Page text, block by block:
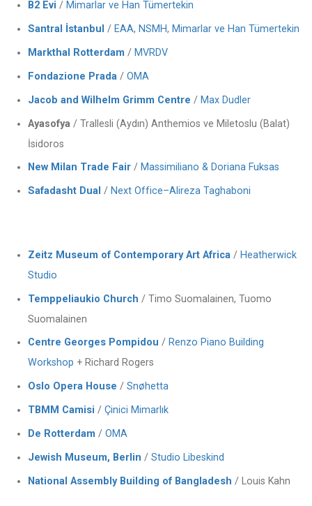
B2 Evi / Mimarlar ve Han Tümertekin
Santral İstanbul / EAA, NSMH, Mimarlar ve Han Tümertekin
Markthal Rotterdam / MVRDV
Fondazione Prada / OMA
Jacob and Wilhelm Grimm Centre / Max Dudler
Ayasofya / Trallesli (Aydın) Anthemios ve Miletoslu (Balat)
İsidoros
New Milan Trade Fair / Massimiliano & Doriana Fuksas
Safadasht Dual / Next Office–Alireza Taghaboni
Zeitz Museum of Contemporary Art Africa / Heatherwick
Studio
Temppeliaukio Church / Timo Suomalainen, Tuomo
Suomalainen
Centre Georges Pompidou / Renzo Piano Building
Workshop + Richard Rogers
Oslo Opera House / Snøhetta
TBMM Camisi / Çinici Mimarlık
De Rotterdam / OMA
Jewish Museum, Berlin / Studio Libeskind
National Assembly Building of Bangladesh / Louis Kahn